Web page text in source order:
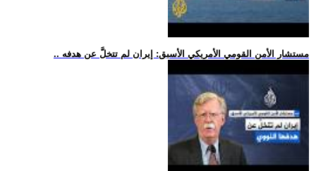
.. مستشار الأمن القومي الأمريكي الأسبق: إيران لم تتخلَّ عن هدفه